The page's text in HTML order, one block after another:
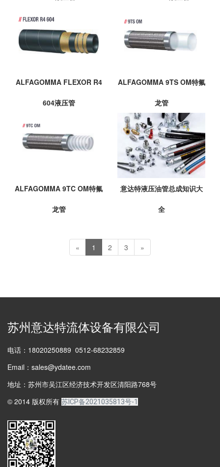
ALFAGOMMA FLEXOR R4
604液压管
ALFAGOMMA 9TS OM特氟
龙管
ALFAGOMMA 9TC OM特氟
龙管
意达特液压油管总成知识大
全
« 1 2 3 »
苏州意达特流体设备有限公司
电话：18020250889 0512-68232859
Email：sales@ydatee.com
地址：苏州市吴江区经济技术开发区清阳路768号
© 2014 版权所有 苏ICP备2021035813号-1